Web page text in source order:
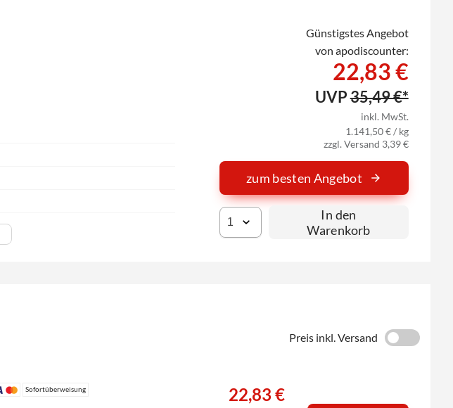
Günstigstes Angebot
von apodiscounter:
22,83 €
UVP35,49 €*
inkl. MwSt.
1.141,50 € / kg
zzgl. Versand 3,39 €
zum besten Angebot
In den
Warenkorb
Preis inkl. Versand
Sofortüberweisung 22,83 €